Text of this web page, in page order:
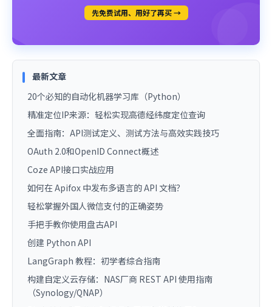
先免费试用、用好了再买 →
最新文章
20个必知的自动化机器学习库（Python）
精准定位IP来源：轻松实现高德经纬度定位查询
全面指南：API测试定义、测试方法与高效实践技巧
OAuth 2.0和OpenID Connect概述
Coze API接口实战应用
如何在 Apifox 中发布多语言的 API 文档？
轻松掌握外国人微信支付的正确姿势
手把手教你使用盘古API
创建 Python API
LangGraph 教程：初学者综合指南
构建自定义云存储：NAS厂商 REST API 使用指南
（Synology/QNAP）